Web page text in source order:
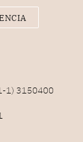
1) 3150400